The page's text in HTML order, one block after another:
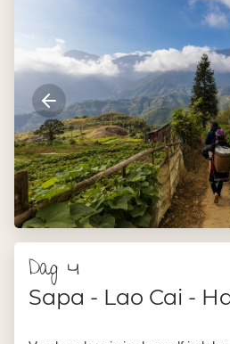
Dag 4
Sapa - Lao Cai -